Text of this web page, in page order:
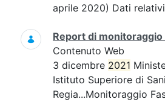
aprile 2020) Dati
Report di monitoraggio
Contenuto Web
3 dicembre 2021
Istituto Superiore di
Regia...Monitoraggio